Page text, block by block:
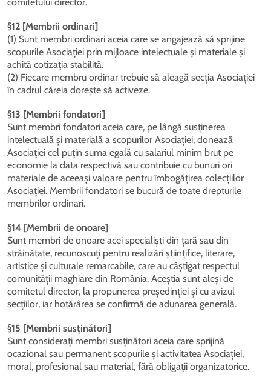
§12 [Membrii ordinari]
(1) Sunt membri ordinari aceia care se angajează să sprijine
scopurile Asociației prin mijloace intelectuale și materiale și
achită cotizația stabilită.
(2) Fiecare membru ordinar trebuie să aleagă secția Asociației
în cadrul căreia dorește să activeze.
§13 [Membrii fondatori]
Sunt membri fondatori aceia care, pe lângă susținerea
intelectuală și materială a scopurilor Asociației, donează
Asociației cel puțin suma egală cu salariul minim brut pe
economie la data respectivă sau contribuie cu bunuri ori
materiale de aceeași valoare pentru îmbogățirea colecțiilor
Asociației. Membrii fondatori se bucură de toate drepturile
membrilor ordinari.
§14 [Membrii de onoare]
Sunt membri de onoare acei specialiști din țară sau din
străinătate, recunoscuți pentru realizări științifice, literare,
artistice și culturale remarcabile, care au câștigat respectul
comunității maghiare din România. Aceștia sunt aleși de
comitetul director, la propunerea președinției și cu avizul
secțiilor, iar hotărârea se confirmă de adunarea generală.
§15 [Membrii susținători]
Sunt considerați membri susținători aceia care sprijină
ocazional sau permanent scopurile și activitatea Asociației,
moral, profesional sau material, fără obligații organizatorice.